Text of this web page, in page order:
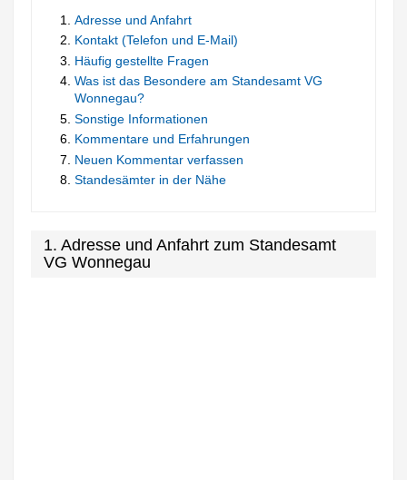
Adresse und Anfahrt
Kontakt (Telefon und E-Mail)
Häufig gestellte Fragen
Was ist das Besondere am Standesamt VG
Wonnegau?
Sonstige Informationen
Kommentare und Erfahrungen
Neuen Kommentar verfassen
Standesämter in der Nähe
1. Adresse und Anfahrt zum Standesamt
VG Wonnegau